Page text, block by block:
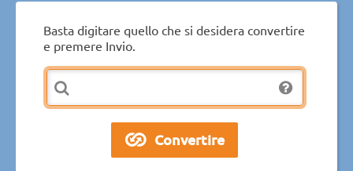
Basta digitare quello che si desidera convertire
e premere Invio.